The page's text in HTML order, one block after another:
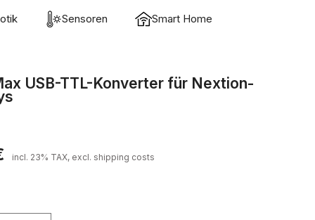
oferty lub zaloguj się, aby przywrócić dodane
Sensoren Smart Home
USB-TTL-Konverter für Nextion-
incl. 23% TAX, excl. shipping costs